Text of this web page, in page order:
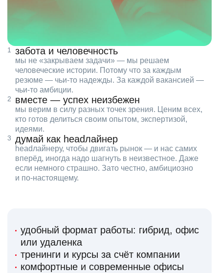
забота и человечность
мы не «закрываем задачи» — мы решаем
человеческие истории. Потому что за каждым
резюме — чьи‑то надежды. За каждой вакансией —
чьи‑то амбиции.
вместе — успех неизбежен
мы верим в силу разных точек зрения. Ценим всех,
кто готов делиться своим опытом, экспертизой,
идеями.
думай как headлайнер
headлайнеру, чтобы двигать рынок — и нас самих
вперёд, иногда надо шагнуть в неизвестное. Даже
если немного страшно. Зато честно, амбициозно
и по‑настоящему.
удобный формат работы: гибрид, офис
или удаленка
тренинги и курсы за счёт компании
комфортные и современные офисы